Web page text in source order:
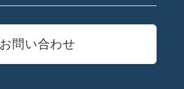
お問い合わせ